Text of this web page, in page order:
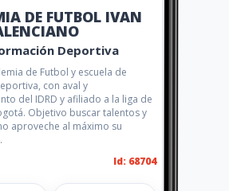
DE FUTBOL IVAN
Deportiva
de Futbol y escuela de
con aval y
del IDRD y afiliado a la liga de
Objetivo buscar talentos y
aproveche al máximo su
Id: 68704